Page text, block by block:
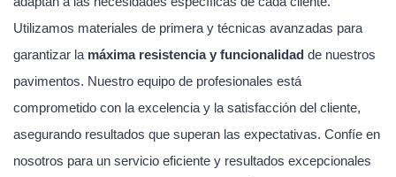
Utilizamos materiales de primera y técnicas avanzadas para
garantizar la máxima resistencia y funcionalidad de nuestros
pavimentos. Nuestro equipo de profesionales está
comprometido con la excelencia y la satisfacción del cliente,
asegurando resultados que superan las expectativas. Confíe en
nosotros para un servicio eficiente y resultados excepcionales